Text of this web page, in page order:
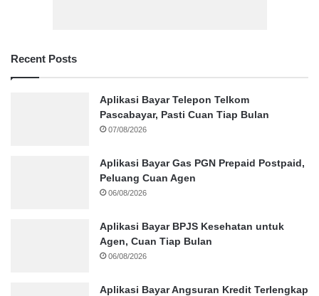
Recent Posts
Aplikasi Bayar Telepon Telkom
Pascabayar, Pasti Cuan Tiap Bulan
07/08/2026
Aplikasi Bayar Gas PGN Prepaid Postpaid,
Peluang Cuan Agen
06/08/2026
Aplikasi Bayar BPJS Kesehatan untuk
Agen, Cuan Tiap Bulan
06/08/2026
Aplikasi Bayar Angsuran Kredit Terlengkap